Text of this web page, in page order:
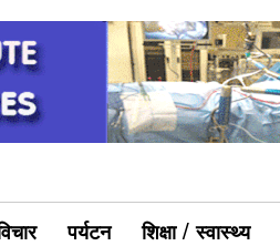
पर्यटन शिक्षा / स्वास्थ्य